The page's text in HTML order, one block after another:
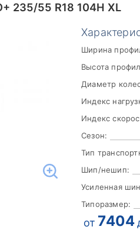
235/55 R18 104H XL
Ширина
Высота
Диаметр
Индекс
Индекс
Сезон:
Тип
Шип/нешип:
Усиленная
Типоразмер:
от 7404